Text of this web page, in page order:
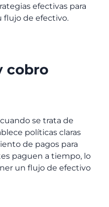
efectivas para
flujo de efectivo.
cobro
se trata de
políticas claras
de pagos para
paguen a tiempo, lo
un flujo de efectivo